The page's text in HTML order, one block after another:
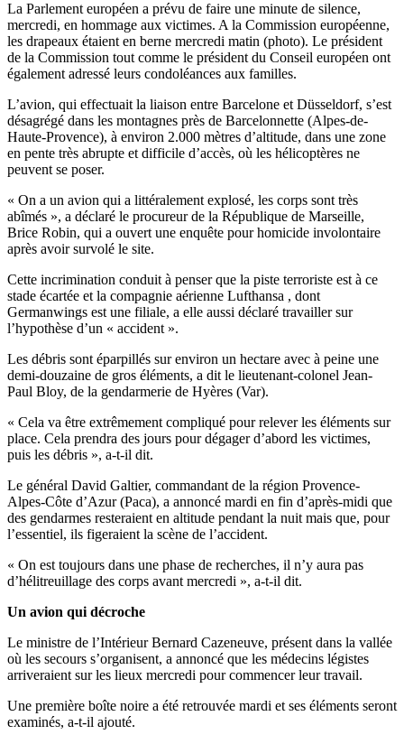
La Parlement européen a prévu de faire une minute de silence,
mercredi, en hommage aux victimes. A la Commission européenne,
les drapeaux étaient en berne mercredi matin (photo). Le président
de la Commission tout comme le président du Conseil européen ont
également adressé leurs condoléances aux familles.
L’avion, qui effectuait la liaison entre Barcelone et Düsseldorf, s’est
désagrégé dans les montagnes près de Barcelonnette (Alpes-de-
Haute-Provence), à environ 2.000 mètres d’altitude, dans une zone
en pente très abrupte et difficile d’accès, où les hélicoptères ne
peuvent se poser.
« On a un avion qui a littéralement explosé, les corps sont très
abîmés », a déclaré le procureur de la République de Marseille,
Brice Robin, qui a ouvert une enquête pour homicide involontaire
après avoir survolé le site.
Cette incrimination conduit à penser que la piste terroriste est à ce
stade écartée et la compagnie aérienne Lufthansa , dont
Germanwings est une filiale, a elle aussi déclaré travailler sur
l’hypothèse d’un « accident ».
Les débris sont éparpillés sur environ un hectare avec à peine une
demi-douzaine de gros éléments, a dit le lieutenant-colonel Jean-
Paul Bloy, de la gendarmerie de Hyères (Var).
« Cela va être extrêmement compliqué pour relever les éléments sur
place. Cela prendra des jours pour dégager d’abord les victimes,
puis les débris », a-t-il dit.
Le général David Galtier, commandant de la région Provence-
Alpes-Côte d’Azur (Paca), a annoncé mardi en fin d’après-midi que
des gendarmes resteraient en altitude pendant la nuit mais que, pour
l’essentiel, ils figeraient la scène de l’accident.
« On est toujours dans une phase de recherches, il n’y aura pas
d’hélitreuillage des corps avant mercredi », a-t-il dit.
Un avion qui décroche
Le ministre de l’Intérieur Bernard Cazeneuve, présent dans la vallée
où les secours s’organisent, a annoncé que les médecins légistes
arriveraient sur les lieux mercredi pour commencer leur travail.
Une première boîte noire a été retrouvée mardi et ses éléments seront
examinés, a-t-il ajouté.